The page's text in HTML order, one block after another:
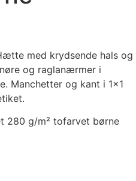
med krydsende hals og
og raglanærmer i
Manchetter og kant i 1×1
280 g/m² tofarvet børne